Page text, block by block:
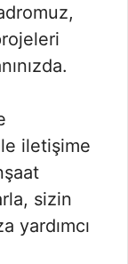
iletişime
sizin
yardımcı